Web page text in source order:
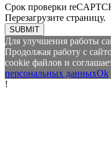
Срок проверки
Перезагрузите страницу.
SUBMIT
Для улучшения работы
Продолжая работу с
cookie файлов и
персональных данныхOk
!